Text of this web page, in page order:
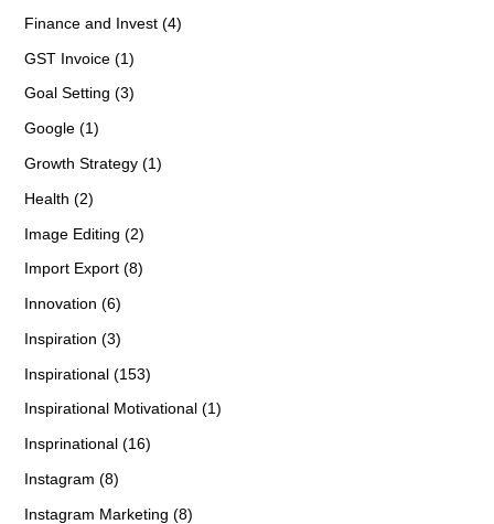
Finance and Invest (4)
GST Invoice (1)
Goal Setting (3)
Google (1)
Growth Strategy (1)
Health (2)
Image Editing (2)
Import Export (8)
Innovation (6)
Inspiration (3)
Inspirational (153)
Inspirational Motivational (1)
Insprinational (16)
Instagram (8)
Instagram Marketing (8)